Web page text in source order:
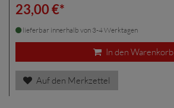
23,00 €*
lieferbar innerhalb von 3-4 Werktagen
In den Warenkorb
Auf den Merkzettel